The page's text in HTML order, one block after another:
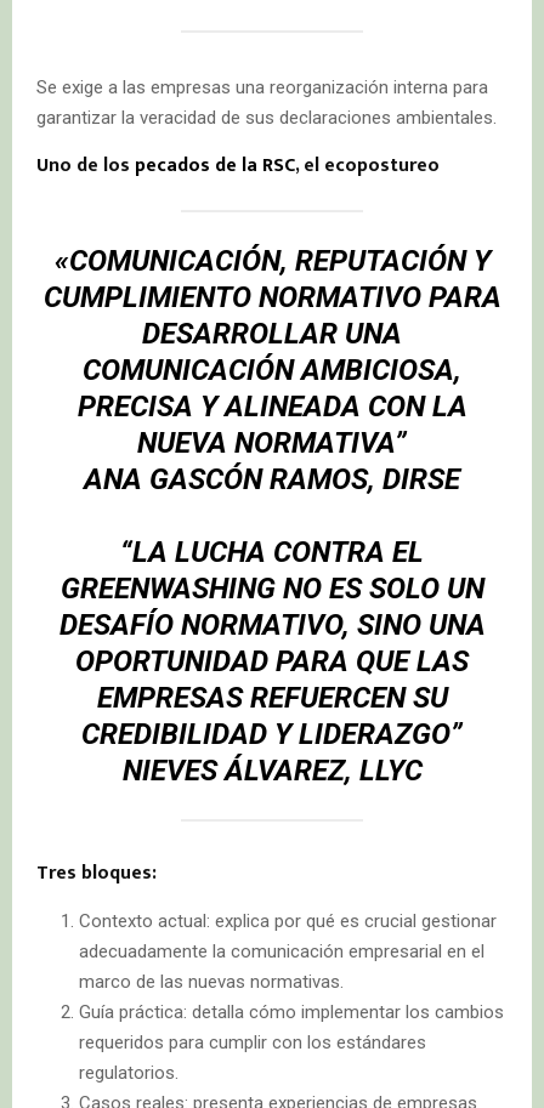
Se exige a las empresas una reorganización interna para
garantizar la veracidad de sus declaraciones ambientales.
Uno de los pecados de la RSC, el ecopostureo
«COMUNICACIÓN, REPUTACIÓN Y
CUMPLIMIENTO NORMATIVO PARA
DESARROLLAR UNA
COMUNICACIÓN AMBICIOSA,
PRECISA Y ALINEADA CON LA
NUEVA NORMATIVA”
ANA GASCÓN RAMOS, DIRSE
“LA LUCHA CONTRA EL
GREENWASHING NO ES SOLO UN
DESAFÍO NORMATIVO, SINO UNA
OPORTUNIDAD PARA QUE LAS
EMPRESAS REFUERCEN SU
CREDIBILIDAD Y LIDERAZGO”
NIEVES ÁLVAREZ, LLYC
Tres bloques:
Contexto actual: explica por qué es crucial gestionar
adecuadamente la comunicación empresarial en el
marco de las nuevas normativas.
Guía práctica: detalla cómo implementar los cambios
requeridos para cumplir con los estándares
regulatorios.
Casos reales: presenta experiencias de empresas